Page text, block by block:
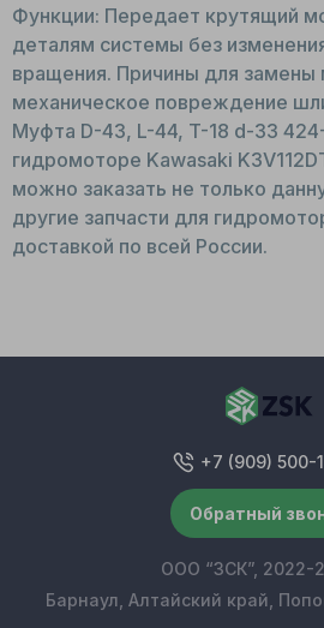
Функции: Передает крутящий
деталям системы без
вращения. Причины для
механическое повреждение
Муфта D-43, L-44, T-18 d-33
гидромоторе Kawasaki
можно заказать не только
другие запчасти для
доставкой по всей России.
+7 (909) 500-
Обратный
ООО “ЗСК”, 2022-
Барнаул, Алтайский край,